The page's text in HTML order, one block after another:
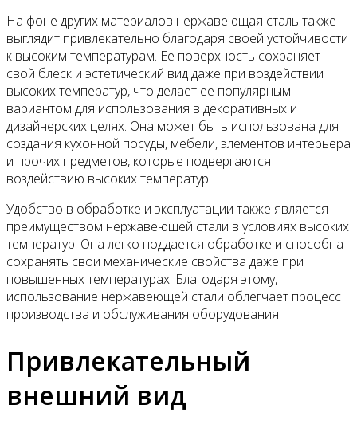
На фоне других материалов нержавеющая сталь также
выглядит привлекательно благодаря своей устойчивости
к высоким температурам. Ее поверхность сохраняет
свой блеск и эстетический вид даже при воздействии
высоких температур, что делает ее популярным
вариантом для использования в декоративных и
дизайнерских целях. Она может быть использована для
создания кухонной посуды, мебели, элементов интерьера
и прочих предметов, которые подвергаются
воздействию высоких температур.
Удобство в обработке и эксплуатации также является
преимуществом нержавеющей стали в условиях высоких
температур. Она легко поддается обработке и способна
сохранять свои механические свойства даже при
повышенных температурах. Благодаря этому,
использование нержавеющей стали облегчает процесс
производства и обслуживания оборудования.
Привлекательный
внешний вид